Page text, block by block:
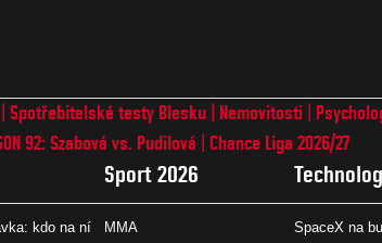
Spotřebitelské testy Blesku Nemovitosti
92: Szabová vs. Pudilová Chance Liga 2026/27
kdo na ní
Sport 2026
MMA
SpaceX na